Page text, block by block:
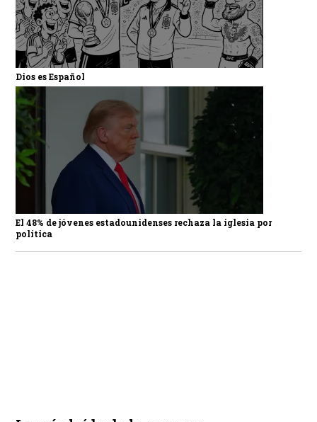
Dios es Español
El 48% de jóvenes estadounidenses rechaza la iglesia por
política